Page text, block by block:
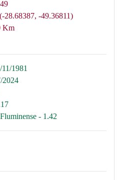
28.68387, -49.36811)
Km
1981
2024
- 1.42